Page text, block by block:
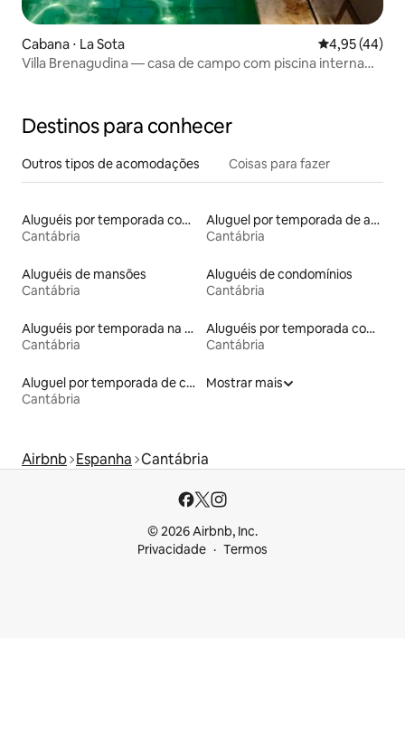
Cabana ⋅ La Sota 4,95 de uma
4,95 (44)
Villa Brenagudina — casa de campo com piscina interna
Destinos para conhecer
Outros tipos de acomodações Coisas para fazer
Aluguéis por temporada com caiaque
Cantábria
Aluguel por temporada de apart-hotéis
Cantábria
Aluguéis de mansões
Cantábria
Aluguéis de condomínios
Cantábria
Aluguéis por temporada na orla
Cantábria
Aluguéis por temporada com banheira de hidromassagem
Cantábria
Aluguel por temporada de casas de veraneio
Cantábria
Mostrar mais
Airbnb Espanha Cantábria
© 2026 Airbnb, Inc.
Privacidade
Termos